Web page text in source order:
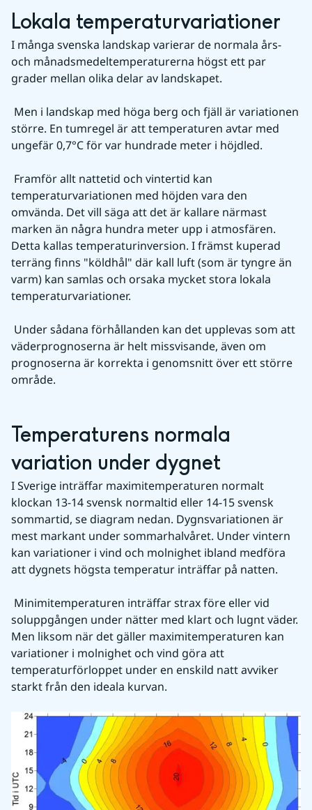
Lokala temperaturvariationer
I många svenska landskap varierar de normala års-
och månadsmedeltemperaturerna högst ett par
grader mellan olika delar av landskapet.
större. En tumregel är att temperaturen avtar med
ungefär 0,7°C för var hundrade meter i höjdled.
temperaturvariationen med höjden vara den
omvända. Det vill säga att det är kallare närmast
marken än några hundra meter upp i atmosfären.
Detta kallas temperaturinversion. I främst kuperad
terräng finns "köldhål" där kall luft (som är tyngre än
varm) kan samlas och orsaka mycket stora lokala
temperaturvariationer.
väderprognoserna är helt missvisande, även om
prognoserna är korrekta i genomsnitt över ett större
område.
Temperaturens normala
variation under dygnet
I Sverige inträffar maximitemperaturen normalt
klockan 13-14 svensk normaltid eller 14-15 svensk
sommartid, se diagram nedan. Dygnsvariationen är
mest markant under sommarhalvåret. Under vintern
kan variationer i vind och molnighet ibland medföra
att dygnets högsta temperatur inträffar på natten.
soluppgången under nätter med klart och lugnt väder.
Men liksom när det gäller maximitemperaturen kan
variationer i molnighet och vind göra att
temperaturförloppet under en enskild natt avviker
starkt från den ideala kurvan.